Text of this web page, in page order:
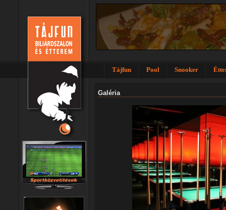
Tájfun Pool Snooker
Galéria